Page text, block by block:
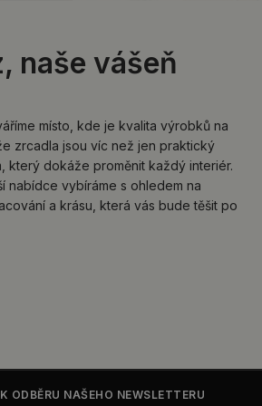
naše vášeň
místo, kde je kvalita výrobků na
zrcadla jsou víc než jen praktický
který dokáže proměnit každý interiér.
nabídce vybíráme s ohledem na
a krásu, která vás bude těšit po
ODBĚRU NAŠEHO NEWSLETTERU